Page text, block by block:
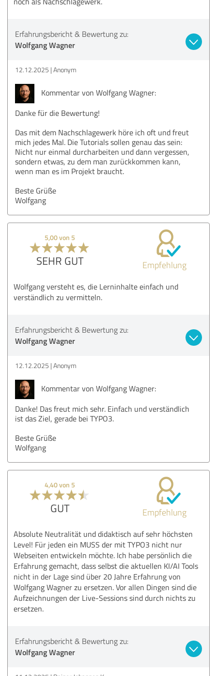
Erfahrungsbericht & Bewertung zu:
Wolfgang Wagner
12.12.2025 Anonym
Kommentar von Wolfgang Wagner:
Danke für die Bewertung!
Das mit dem Nachschlagewerk höre ich oft und freut
mich jedes Mal. Die Tutorials sollen genau das sein:
Nicht nur einmal durcharbeiten und dann vergessen,
sondern etwas, zu dem man zurückkommen kann,
wenn man es im Projekt braucht.
Beste Grüße
Wolfgang
5,00 von 5
SEHR GUT Empfehlung
Wolfgang versteht es, die Lerninhalte einfach und
verständlich zu vermitteln.
Erfahrungsbericht & Bewertung zu:
Wolfgang Wagner
12.12.2025 Anonym
Kommentar von Wolfgang Wagner:
Danke! Das freut mich sehr. Einfach und verständlich
ist das Ziel, gerade bei TYPO3.
Beste Grüße
Wolfgang
4,40 von 5
GUT Empfehlung
Absolute Neutralität und didaktisch auf sehr höchsten
Level! Für jeden ein MUSS der mit TYPO3 nicht nur
Webseiten entwickeln möchte. Ich habe persönlich die
Erfahrung gemacht, dass selbst die aktuellen KI/AI Tools
nicht in der Lage sind über 20 Jahre Erfahrung von
Wolfgang Wagner zu ersetzen. Vor allen Dingen sind die
Aufzeichnungen der Live-Sessions sind durch nichts zu
ersetzen.
Erfahrungsbericht & Bewertung zu:
Wolfgang Wagner